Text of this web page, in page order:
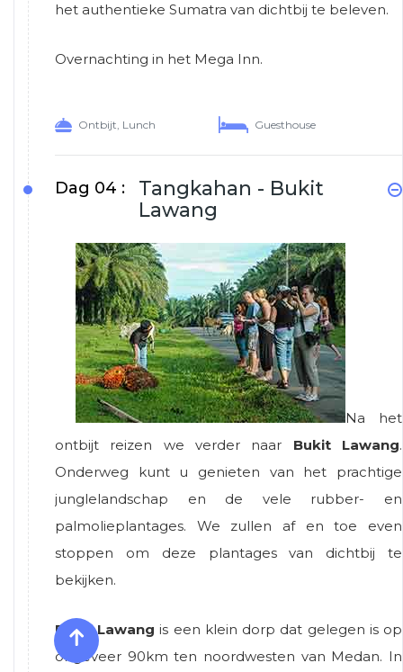
het authentieke Sumatra van dichtbij te beleven.
Overnachting in het Mega Inn.
Ontbijt, Lunch Guesthouse
Dag 04 :
Tangkahan - Bukit
Lawang
Na het
ontbijt reizen we verder naar Bukit Lawang.
Onderweg kunt u genieten van het prachtige
junglelandschap en de vele rubber- en
palmolieplantages. We zullen af en toe even
stoppen om deze plantages van dichtbij te
bekijken.
Bukit Lawang is een klein dorp dat gelegen is op
ongeveer 90km ten noordwesten van Medan. In